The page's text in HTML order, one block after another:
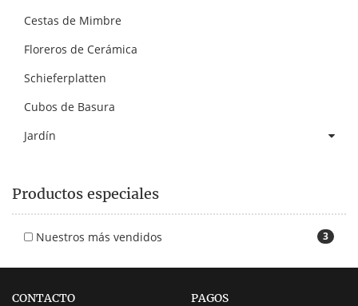
Cestas de Mimbre
Floreros de Cerámica
Schieferplatten
Cubos de Basura
Jardín
Productos especiales
3
Nuestros más vendidos
CONTACTO PAGOS